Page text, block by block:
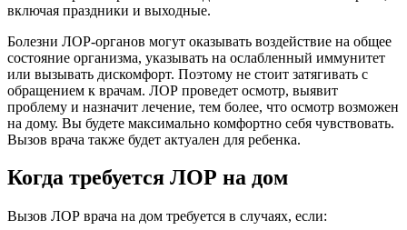
включая праздники и выходные.
Болезни ЛОР-органов могут оказывать воздействие на общее
состояние организма, указывать на ослабленный иммунитет
или вызывать дискомфорт. Поэтому не стоит затягивать с
обращением к врачам. ЛОР проведет осмотр, выявит
проблему и назначит лечение, тем более, что осмотр возможен
на дому. Вы будете максимально комфортно себя чувствовать.
Вызов врача также будет актуален для ребенка.
Когда требуется ЛОР на дом
Вызов ЛОР врача на дом требуется в случаях, если: